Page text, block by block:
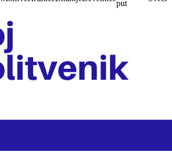
put